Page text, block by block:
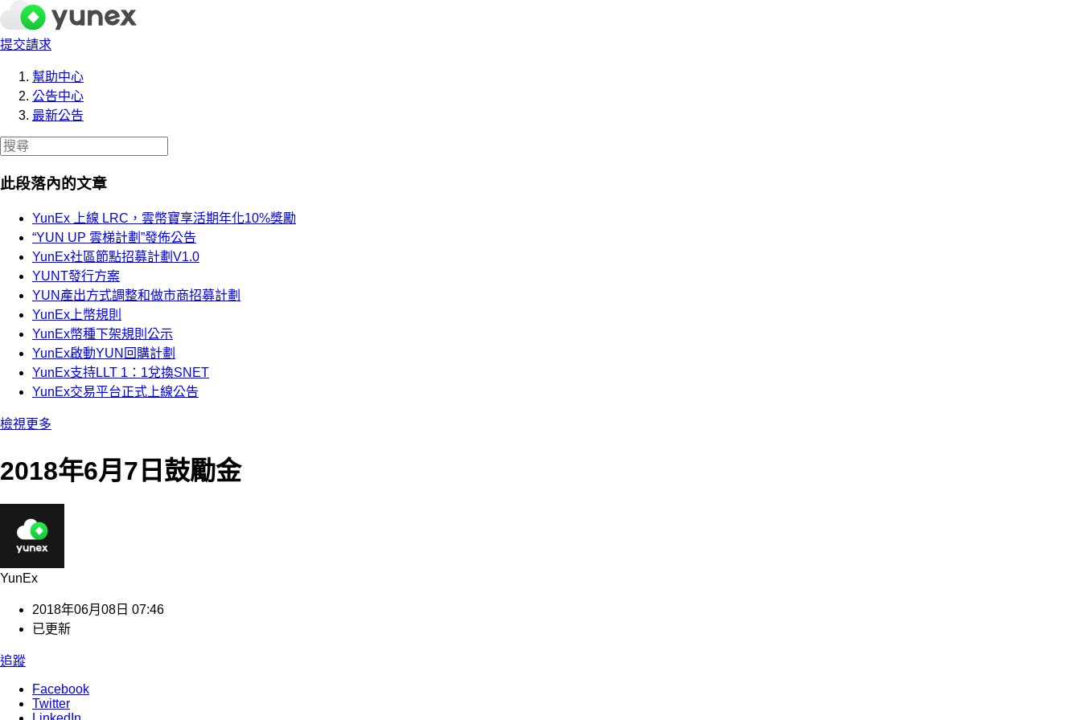
提交請求
幫助中心
公告中心
最新公告
此段落內的文章
YunEx 上線 LRC，雲幣寶享活期年化10%獎勵
“YUN UP 雲梯計劃”發佈公告
YunEx社區節點招募計劃V1.0
YUNT發行方案
YUN產出方式調整和做市商招募計劃
YunEx上幣規則
YunEx幣種下架規則公示
YunEx啟動YUN回購計劃
YunEx支持LLT 1：1兌換SNET
YunEx交易平台正式上線公告
檢視更多
2018年6月7日鼓勵金
YunEx
2018年06月08日 07:46
已更新
追蹤
Facebook
Twitter